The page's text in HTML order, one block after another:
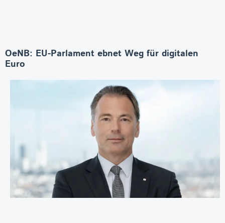
OeNB: EU-Parlament ebnet Weg für digitalen
Euro